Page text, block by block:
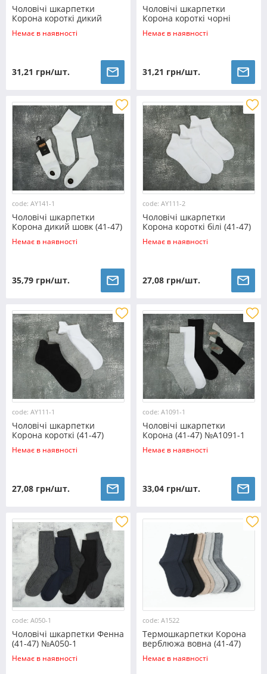
Чоловічі шкарпетки
Корона короткі дикий
шовк (41-47) №AY142-3
Немає в наявності
31,21 грн/шт.
Чоловічі шкарпетки
Корона короткі чорні
дикий шовк (41-47)
№AY142-2
Немає в наявності
31,21 грн/шт.
code: AY141-1
Чоловічі шкарпетки
Корона дикий шовк (41-47)
№AY141-1
Немає в наявності
35,79 грн/шт.
code: AY111-2
Чоловічі шкарпетки
Корона короткі білі (41-47)
№AY111-2
Немає в наявності
27,08 грн/шт.
code: AY111-1
Чоловічі шкарпетки
Корона короткі (41-47)
№AY111-1
Немає в наявності
27,08 грн/шт.
code: A1091-1
Чоловічі шкарпетки
Корона (41-47) №A1091-1
Немає в наявності
33,04 грн/шт.
code: A050-1
Чоловічі шкарпетки Фенна
(41-47) №A050-1
Немає в наявності
code: A1522
Термошкарпетки Корона
верблюжа вовна (41-47)
№A1522
Немає в наявності